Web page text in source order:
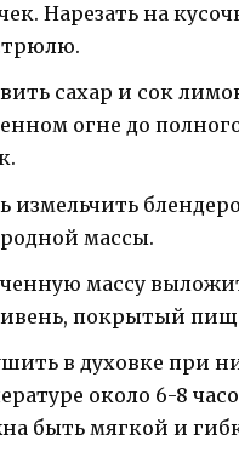
Нарезать на
сахар и сок
огне до
измельчить
массы.
массу
покрытый
в духовке при
около 6-8
быть мягкой и